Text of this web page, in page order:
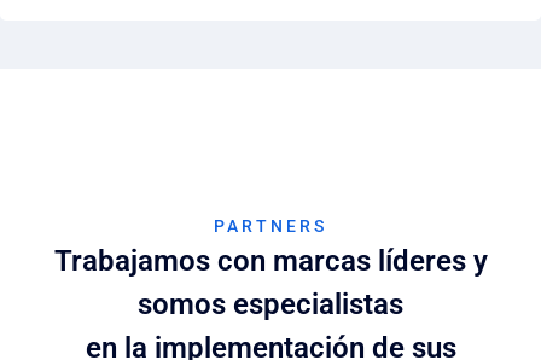
PARTNERS
Trabajamos con marcas líderes y
somos especialistas
en la implementación de sus